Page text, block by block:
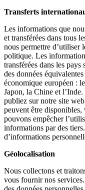
Transferts
Les informations que
et transférées dans tous
nous permettre d’utiliser
politique. Les
transférées dans les
des données
économique européen :
Japon, la Chine et
publiez sur notre site
peuvent être
pouvons empêcher
informations par des
d’informations
Géolocalisation
Nous collectons et
vous fournir nos